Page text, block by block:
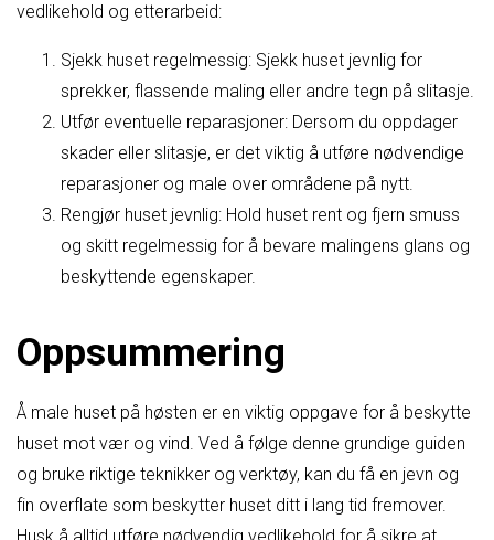
vedlikehold og etterarbeid:
Sjekk huset regelmessig: Sjekk huset jevnlig for
sprekker, flassende maling eller andre tegn på slitasje.
Utfør eventuelle reparasjoner: Dersom du oppdager
skader eller slitasje, er det viktig å utføre nødvendige
reparasjoner og male over områdene på nytt.
Rengjør huset jevnlig: Hold huset rent og fjern smuss
og skitt regelmessig for å bevare malingens glans og
beskyttende egenskaper.
Oppsummering
Å male huset på høsten er en viktig oppgave for å beskytte
huset mot vær og vind. Ved å følge denne grundige guiden
og bruke riktige teknikker og verktøy, kan du få en jevn og
fin overflate som beskytter huset ditt i lang tid fremover.
Husk å alltid utføre nødvendig vedlikehold for å sikre at